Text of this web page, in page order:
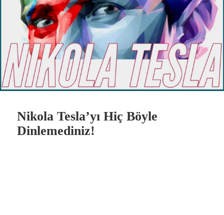
Nikola Tesla’yı Hiç Böyle
Dinlemediniz!